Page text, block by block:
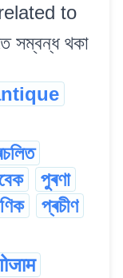
to
সম্বন্ধ থকা
পুৰণা
প্ৰচীণ